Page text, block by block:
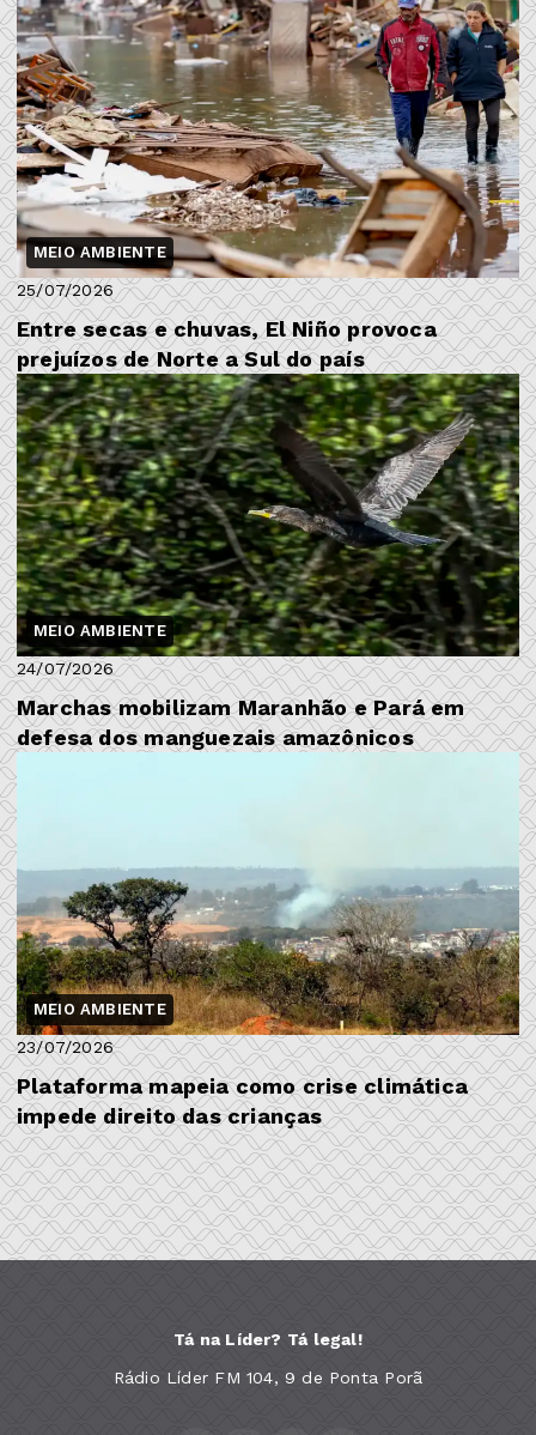
MEIO AMBIENTE
25/07/2026
Entre secas e chuvas, El Niño provoca
prejuízos de Norte a Sul do país
MEIO AMBIENTE
24/07/2026
Marchas mobilizam Maranhão e Pará em
defesa dos manguezais amazônicos
MEIO AMBIENTE
23/07/2026
Plataforma mapeia como crise climática
impede direito das crianças
Tá na Líder? Tá legal!
Rádio Líder FM 104, 9 de Ponta Porã